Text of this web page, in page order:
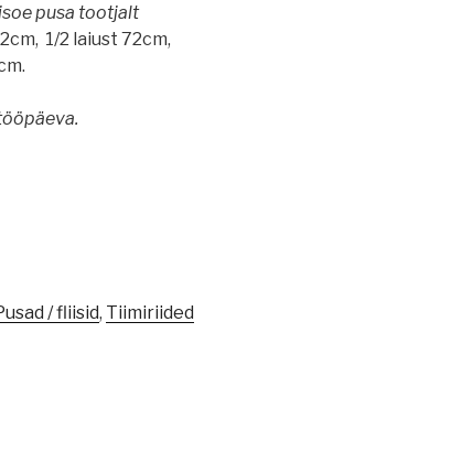
pusa tootjalt
1/2 laiust 72cm,
/ fliisid, Tiimiriided